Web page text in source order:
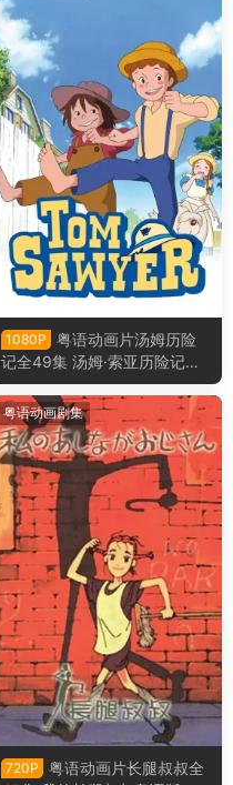
1080P
粤语动画片汤姆历险
记全49集 汤姆·索亚历险记粤
语版
粤语动画剧集
720P
粤语动画片长腿叔叔全